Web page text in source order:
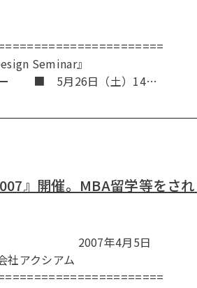
Seminar』
月26日（土）14…
』開催。MBA留学等をさ
2007年4月5日
ム